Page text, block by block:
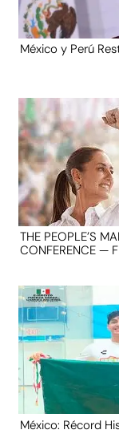
México y Perú
THE PEOPLE’S
CONFERENCE —
México: Récord